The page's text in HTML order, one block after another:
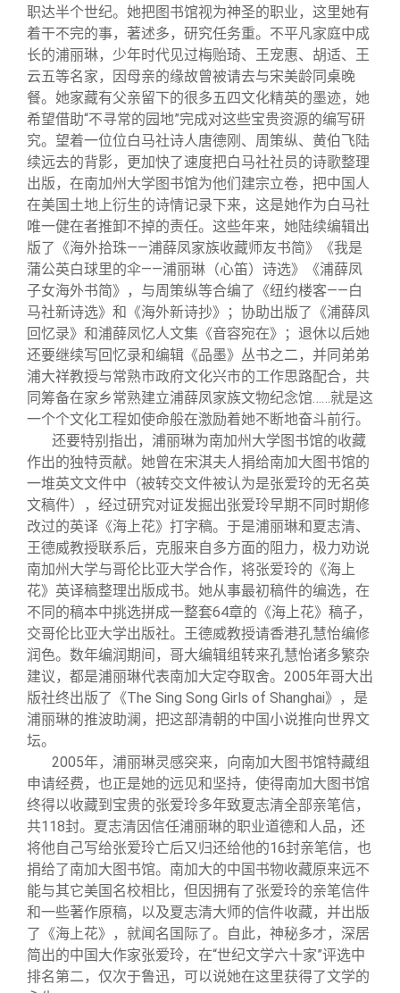
职达半个世纪。她把图书馆视为神圣的职业，这里她有
着干不完的事，著述多，研究任务重。不平凡家庭中成
长的浦丽琳，少年时代见过梅贻琦、王宠惠、胡适、王
云五等名家，因母亲的缘故曾被请去与宋美龄同桌晚
餐。她家藏有父亲留下的很多五四文化精英的墨迹，她
希望借助“不寻常的园地”完成对这些宝贵资源的编写研
究。望着一位位白马社诗人唐德刚、周策纵、黄伯飞陆
续远去的背影，更加快了速度把白马社社员的诗歌整理
出版，在南加州大学图书馆为他们建宗立卷，把中国人
在美国土地上衍生的诗情记录下来，这是她作为白马社
唯一健在者推卸不掉的责任。这些年来，她陆续编辑出
版了《海外拾珠——浦薛凤家族收藏师友书简》《我是
蒲公英白球里的伞——浦丽琳（心笛）诗选》《浦薛凤
子女海外书简》，与周策纵等合编了《纽约楼客——白
马社新诗选》和《海外新诗抄》；协助出版了《浦薛凤
回忆录》和浦薛凤忆人文集《音容宛在》；退休以后她
还要继续写回忆录和编辑《品墨》丛书之二，并同弟弟
浦大祥教授与常熟市政府文化兴市的工作思路配合，共
同筹备在家乡常熟建立浦薛凤家族文物纪念馆……就是这
一个个文化工程如使命般在激励着她不断地奋斗前行。
还要特别指出，浦丽琳为南加州大学图书馆的收藏
作出的独特贡献。她曾在宋淇夫人捐给南加大图书馆的
一堆英文文件中（被转交文件被认为是张爱玲的无名英
文稿件），经过研究对证发掘出张爱玲早期不同时期修
改过的英译《海上花》打字稿。于是浦丽琳和夏志清、
王德威教授联系后，克服来自多方面的阻力，极力劝说
南加州大学与哥伦比亚大学合作，将张爱玲的《海上
花》英译稿整理出版成书。她从事最初稿件的编选，在
不同的稿本中挑选拼成一整套64章的《海上花》稿子，
交哥伦比亚大学出版社。王德威教授请香港孔慧怡编修
润色。数年编润期间，哥大编辑组转来孔慧怡诸多繁杂
建议，都是浦丽琳代表南加大定夺取舍。2005年哥大出
版社终出版了《The Sing Song Girls of Shanghai》，是
浦丽琳的推波助澜，把这部清朝的中国小说推向世界文
坛。
2005年，浦丽琳灵感突来，向南加大图书馆特藏组
申请经费，也正是她的远见和坚持，使得南加大图书馆
终得以收藏到宝贵的张爱玲多年致夏志清全部亲笔信，
共118封。夏志清因信任浦丽琳的职业道德和人品，还
将他自己写给张爱玲亡后又归还给他的16封亲笔信，也
捐给了南加大图书馆。南加大的中国书物收藏原来远不
能与其它美国名校相比，但因拥有了张爱玲的亲笔信件
和一些著作原稿，以及夏志清大师的信件收藏，并出版
了《海上花》，就闻名国际了。自此，神秘多才，深居
简出的中国大作家张爱玲，在“世纪文学六十家”评选中
排名第二，仅次于鲁迅，可以说她在这里获得了文学的